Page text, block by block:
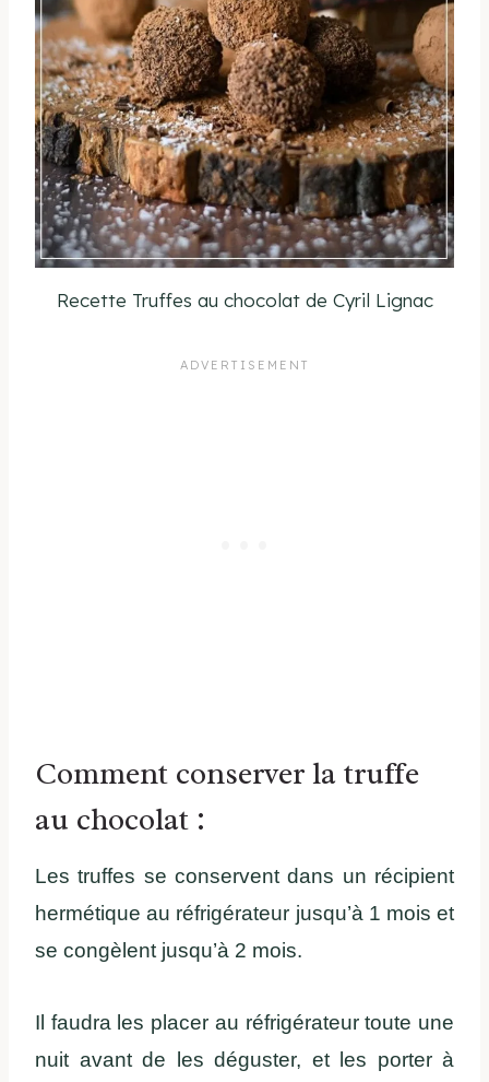
Recette Truffes au chocolat de Cyril Lignac
Comment conserver la truffe
au chocolat :
Les truffes se conservent dans un récipient
hermétique au réfrigérateur jusqu’à 1 mois et
se congèlent jusqu’à 2 mois.
Il faudra les placer au réfrigérateur toute une
nuit avant de les déguster, et les porter à